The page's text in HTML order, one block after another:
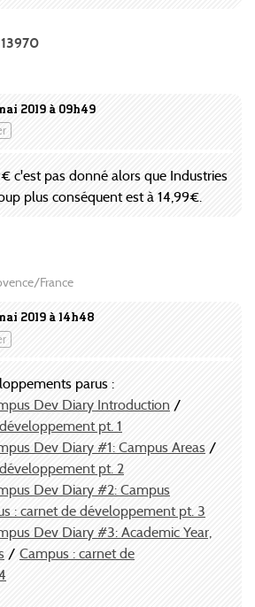
2019 à 09h49
c'est pas donné alors que Industries
plus conséquent est à 14,99€.
2019 à 14h48
France
parus :
Dev Diary Introduction /
pt. 1
Dev Diary #1: Campus Areas /
pt. 2
Dev Diary #2: Campus
: carnet de développement pt. 3
Dev Diary #3: Academic Year,
/ Campus : carnet de